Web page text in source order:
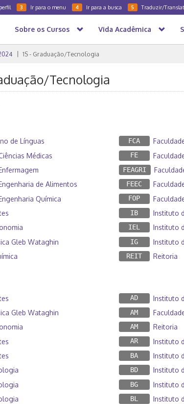
3 Ir para o menu 4 Ir para a busca 5 Traduzir/
Sobre os Cursos Vida Acadêmica
1S - Graduação/Tecnologia
Tecnologia
de Línguas FCA
Médicas FE
FEAGRI
de Alimentos FEEC Faculdade
Química FOP
IB Instituto
IEL Instituto
Gleb Wataghin IG Instituto
REIT Reitoria
AD Instituto
Gleb Wataghin AM
AM Reitoria
AR Instituto
BA Instituto
BD Instituto
BG Instituto
BL Instituto